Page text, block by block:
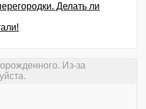
Делать ли
Из-за